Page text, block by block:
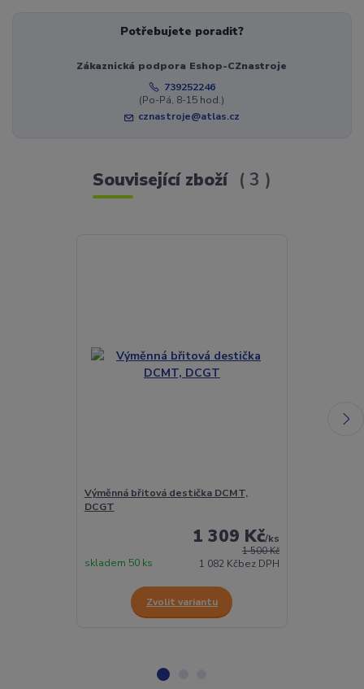
Potřebujete poradit?
Zákaznická podpora Eshop-CZnastroje
739252246
(Po-Pá, 8-15 hod.)
cznastroje@atlas.cz
Související zboží 3
Výměnná břitová destička DCMT,
DCGT
1 500 Kč
1 309 Kč/ks
1 082 Kčbez DPH
skladem 50 ks
Zvolit variantu